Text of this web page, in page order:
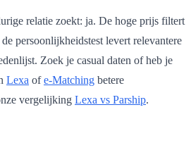
relatie zoekt: ja. De hoge prijs filtert
persoonlijkheidstest levert relevantere
Zoek je casual daten of heb je
Lexa ofe-Matching betere
vergelijking Lexa vs Parship.